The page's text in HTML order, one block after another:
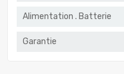
Alimentation . Batterie
Garantie